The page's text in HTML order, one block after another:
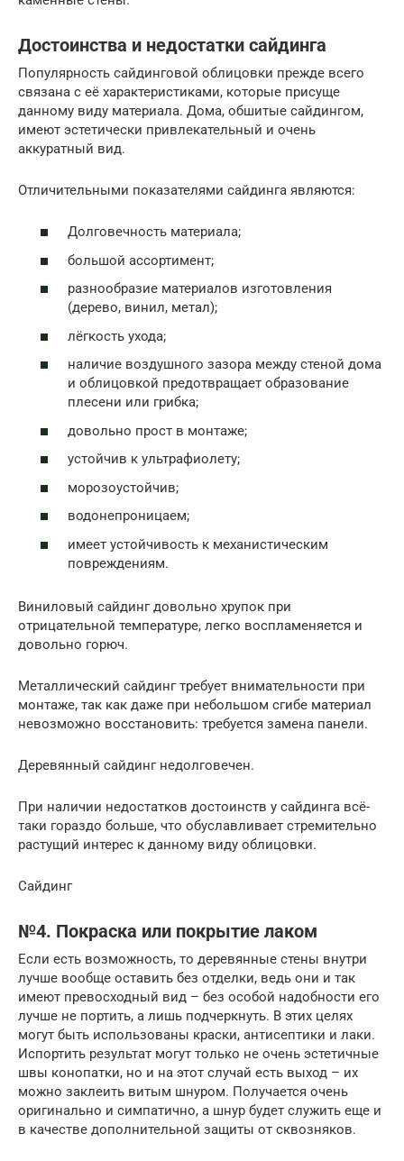
Достоинства и недостатки сайдинга
Популярность сайдинговой облицовки прежде всего
связана с её характеристиками, которые присуще
данному виду материала. Дома, обшитые сайдингом,
имеют эстетически привлекательный и очень
аккуратный вид.
Отличительными показателями сайдинга являются:
Долговечность материала;
большой ассортимент;
разнообразие материалов изготовления
(дерево, винил, метал);
лёгкость ухода;
наличие воздушного зазора между стеной дома
и облицовкой предотвращает образование
плесени или грибка;
довольно прост в монтаже;
устойчив к ультрафиолету;
морозоустойчив;
водонепроницаем;
имеет устойчивость к механистическим
повреждениям.
Виниловый сайдинг довольно хрупок при
отрицательной температуре, легко воспламеняется и
довольно горюч.
Металлический сайдинг требует внимательности при
монтаже, так как даже при небольшом сгибе материал
невозможно восстановить: требуется замена панели.
Деревянный сайдинг недолговечен.
При наличии недостатков достоинств у сайдинга всё-
таки гораздо больше, что обуславливает стремительно
растущий интерес к данному виду облицовки.
Сайдинг
№4. Покраска или покрытие лаком
Если есть возможность, то деревянные стены внутри
лучше вообще оставить без отделки, ведь они и так
имеют превосходный вид – без особой надобности его
лучше не портить, а лишь подчеркнуть. В этих целях
могут быть использованы краски, антисептики и лаки.
Испортить результат могут только не очень эстетичные
швы конопатки, но и на этот случай есть выход – их
можно заклеить витым шнуром. Получается очень
оригинально и симпатично, а шнур будет служить еще и
в качестве дополнительной защиты от сквозняков.